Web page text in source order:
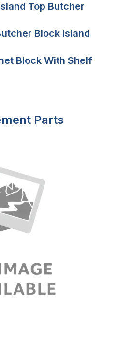
Top Butcher
Block Island
Block With Shelf
Parts